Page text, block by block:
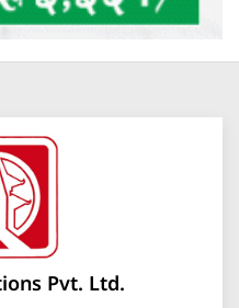
Pvt. Ltd.